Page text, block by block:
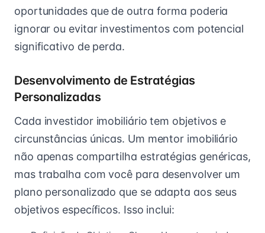
oportunidades que de outra forma poderia
ignorar ou evitar investimentos com potencial
significativo de perda.
Desenvolvimento de Estratégias
Personalizadas
Cada investidor imobiliário tem objetivos e
circunstâncias únicas. Um mentor imobiliário
não apenas compartilha estratégias genéricas,
mas trabalha com você para desenvolver um
plano personalizado que se adapta aos seus
objetivos específicos. Isso inclui: